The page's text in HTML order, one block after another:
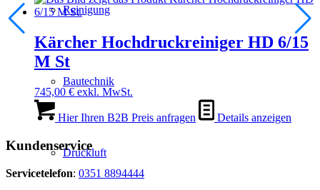
Reinigung
Bautechnik
Druckluft
Kärcher Hochdruckreiniger HD 6/15
M St
745,00 € exkl. MwSt.
Hier Ihren B2B Preis anfragen Details anzeigen
Kundenservice
Servicetelefon: 0351 8894444